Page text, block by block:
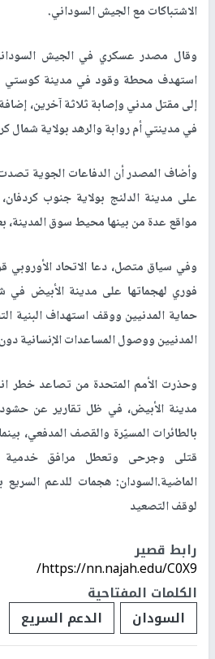
الاشتباكات مع الجيش السوداني.
وقال مصدر عسكري في الجيش
استهدف محطة وقود في مدينة كوستي
إلى مقتل مدني وإصابة ثلاثة آخرين،
في مدينتي أم روابة والرهد بولاية شمال
وأضاف المصدر أن الدفاعات الجوية
على مدينة الدلنج بولاية جنوب
مواقع عدة من بينها محيط سوق
وفي سياق متصل، دعا الاتحاد الأوروبي
فوري لهجماتها على مدينة الأبيض في
حماية المدنيين ووقف استهداف البنية
المدنيين ووصول المساعدات الإنسانية
وحذرت الأمم المتحدة من تصاعد خطر
مدينة الأبيض، في ظل تقارير عن
بالطائرات المسيّرة والقصف المدفعي،
قتلى وجرحى وتعطل مرافق خدمية
الماضية.السودان: هجمات للدعم السريع
لوقف التصعيد
رابط قصير
https://nn.najah.edu/C0X9/
الكلمات المفتاحية
السودان
الدعم السريع